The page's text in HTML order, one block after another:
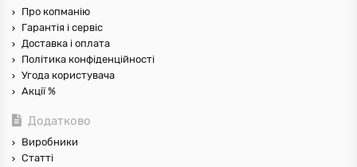
Про копманію
Гарантія і сервіс
Доставка і оплата
Політика конфіденційності
Угода користувача
Акції %
Додатково
Виробники
Статті